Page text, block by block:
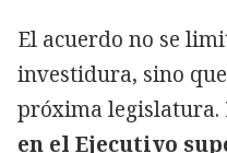
El acuerdo no se
investidura, sino
próxima legislatura.
en el Ejecutivo